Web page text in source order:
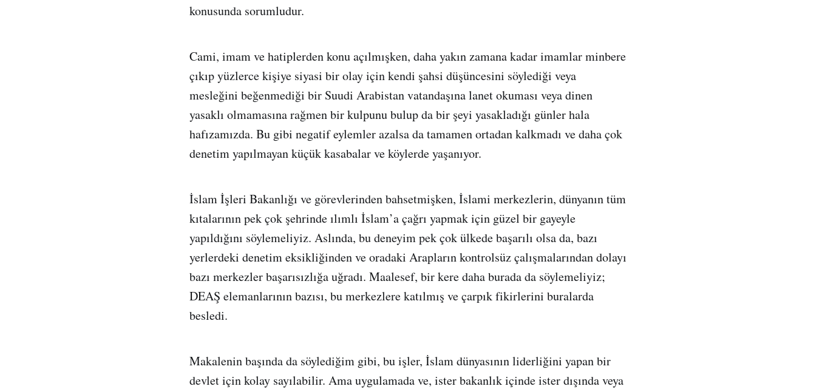
konusunda sorumludur.
Cami, imam ve hatiplerden konu açılmışken, daha yakın zamana kadar imamlar minbere
çıkıp yüzlerce kişiye siyasi bir olay için kendi şahsi düşüncesini söylediği veya
mesleğini beğenmediği bir Suudi Arabistan vatandaşına lanet okuması veya dinen
yasaklı olmamasına rağmen bir kulpunu bulup da bir şeyi yasakladığı günler hala
hafızamızda. Bu gibi negatif eylemler azalsa da tamamen ortadan kalkmadı ve daha çok
denetim yapılmayan küçük kasabalar ve köylerde yaşanıyor.
İslam İşleri Bakanlığı ve görevlerinden bahsetmişken, İslami merkezlerin, dünyanın tüm
kıtalarının pek çok şehrinde ılımlı İslam’a çağrı yapmak için güzel bir gayeyle
yapıldığını söylemeliyiz. Aslında, bu deneyim pek çok ülkede başarılı olsa da, bazı
yerlerdeki denetim eksikliğinden ve oradaki Arapların kontrolsüz çalışmalarından dolayı
bazı merkezler başarısızlığa uğradı. Maalesef, bir kere daha burada da söylemeliyiz;
DEAŞ elemanlarının bazısı, bu merkezlere katılmış ve çarpık fikirlerini buralarda
besledi.
Makalenin başında da söylediğim gibi, bu işler, İslam dünyasının liderliğini yapan bir
devlet için kolay sayılabilir. Ama uygulamada ve, ister bakanlık içinde ister dışında veya